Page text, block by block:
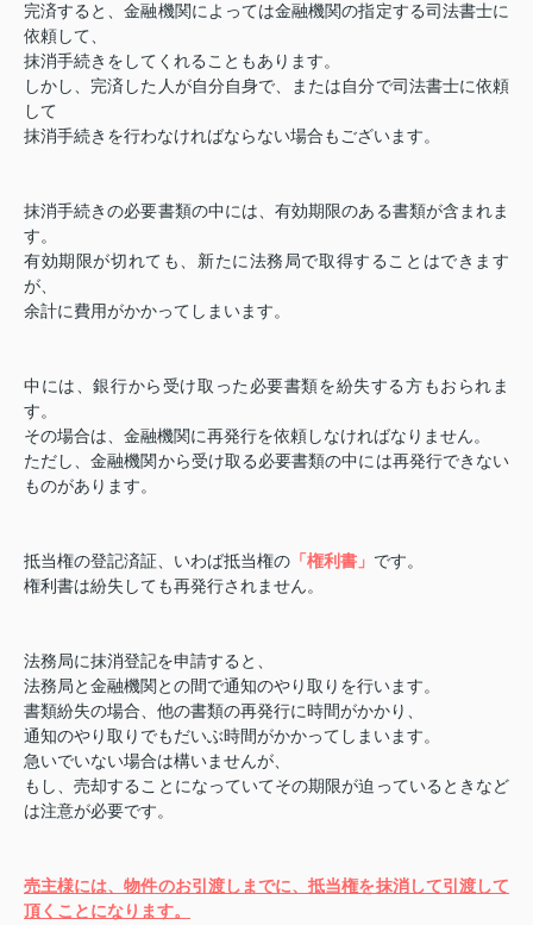
完済すると、金融機関によっては金融機関の指定する司法書士に
依頼して、
抹消手続きをしてくれることもあります。
しかし、完済した人が自分自身で、または自分で司法書士に依頼
して
抹消手続きを行わなければならない場合もございます。
抹消手続きの必要書類の中には、有効期限のある書類が含まれま
す。
有効期限が切れても、新たに法務局で取得することはできます
が、
余計に費用がかかってしまいます。
中には、銀行から受け取った必要書類を紛失する方もおられま
す。
その場合は、金融機関に再発行を依頼しなければなりません。
ただし、金融機関から受け取る必要書類の中には再発行できない
ものがあります。
抵当権の登記済証、いわば抵当権の 「権利書」 です。
権利書は紛失しても再発行されません。
法務局に抹消登記を申請すると、
法務局と金融機関との間で通知のやり取りを行います。
書類紛失の場合、他の書類の再発行に時間がかかり、
通知のやり取りでもだいぶ時間がかかってしまいます。
急いでいない場合は構いませんが、
もし、売却することになっていてその期限が迫っているときなど
は注意が必要です。
売主様には、物件のお引渡しまでに、抵当権を抹消して引渡して
頂くことになります。